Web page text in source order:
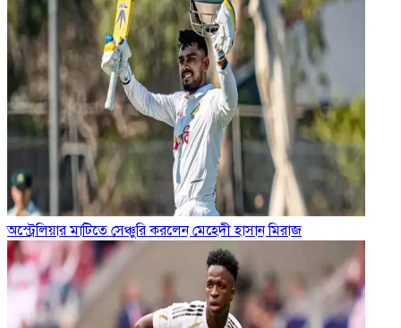
অস্ট্রেলিয়ার মাটিতে সেঞ্চুরি করলেন মেহেদী হাসান মিরাজ